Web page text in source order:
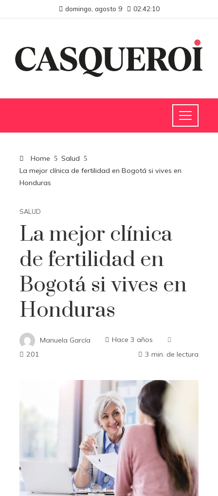
domingo, agosto 9 02:42:11
Home
Salud
La mejor clínica de fertilidad en Bogotá si vives en
Honduras
SALUD
La mejor clínica
de fertilidad en
Bogotá si vives en
Honduras
Manuela García
Hace 3 años
201
3 min. de lectura